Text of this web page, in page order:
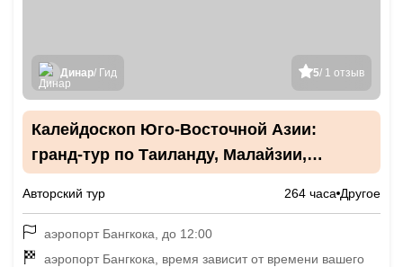
5/ 1 отзыв
Динар/ Гид
Калейдоскоп Юго-Восточной Азии:
гранд-тур по Таиланду, Малайзии,
Авторский тур 264 часа Другое
аэропорт Бангкока, до 12:00
аэропорт Бангкока, время зависит от времени вашего